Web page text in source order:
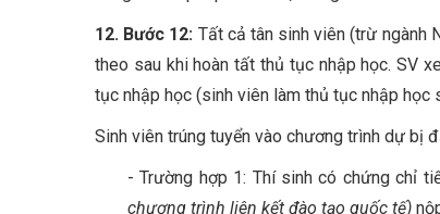
12. Bước 12: Tất cả tân sinh viên (trừ ngành
theo sau khi hoàn tất thủ tục nhập học. SV
tục nhập học (sinh viên làm thủ tục nhập
Sinh viên trúng tuyển vào chương trình dự bị
- Trường hợp 1: Thí sinh có chứng chỉ
chương trình liên kết đào tạo quốc tế)